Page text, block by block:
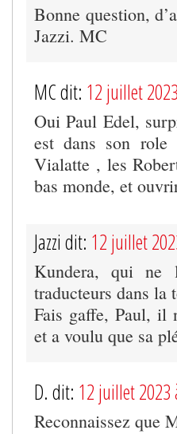
Bonne question,
Jazzi. MC
MC dit: 12 juillet
Oui Paul Edel,
est dans son role
Vialatte , les
bas monde, et
Jazzi dit: 12 juillet
Kundera, qui ne
traducteurs dans la
Fais gaffe, Paul, il
et a voulu que sa
D. dit: 12 juillet 2023
Reconnaissez que